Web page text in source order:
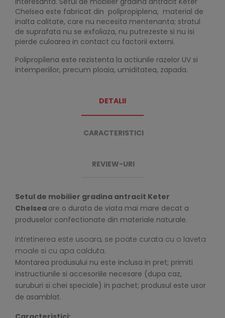
Chelsea este fabricat din polipropiplena, material de
inalta calitate, care nu necesita mentenanta; stratul
de suprafata nu se exfoliaza, nu putrezeste si nu isi
pierde culoarea in contact cu factorii externi.
Polipropilena este rezistenta la actiunile razelor UV si
intemperiilor, precum ploaia, umiditatea, zapada.
DETALII
CARACTERISTICI
REVIEW-URI
Setul de mobilier gradina antracit Keter
Chelsea are o durata de viata mai mare decat a
produselor confectionate din materiale naturale.
Intretinerea este usoara, se poate curata cu o laveta
moale si cu apa calduta.
Montarea produsului nu este inclusa in pret; primiti
instructiunile si accesoriile necesare (dupa caz,
suruburi si chei speciale) in pachet; produsul este usor
de asamblat.